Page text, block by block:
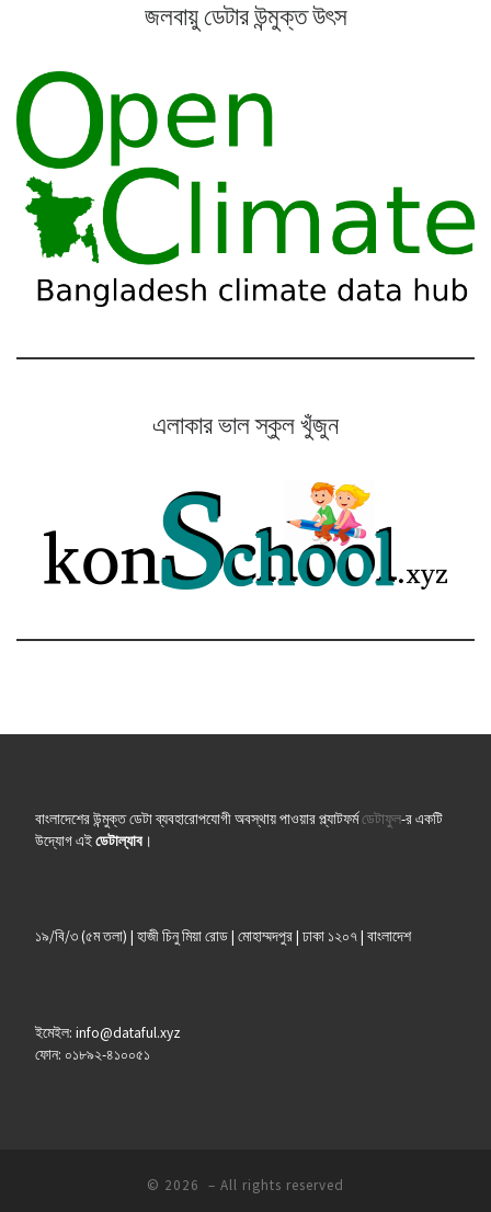
জলবায়ু ডেটার উন্মুক্ত উৎস
এলাকার ভাল স্কুল খুঁজুন
বাংলাদেশের উন্মুক্ত ডেটা ব্যবহারোপযোগী অবস্থায় পাওয়ার প্ল্যাটফর্মডেটাফুল-র একটি
উদ্যোগ এইডেটাল্যাব।
১৯/বি/৩ (৫ম তলা) | হাজী চিনু মিয়া রোড | মোহাম্মদপুর | ঢাকা ১২০৭ | বাংলাদেশ
ইমেইল: info@dataful.xyz
ফোন: ০১৮৯২-৪১০০৫১
© 2026 – All rights reserved